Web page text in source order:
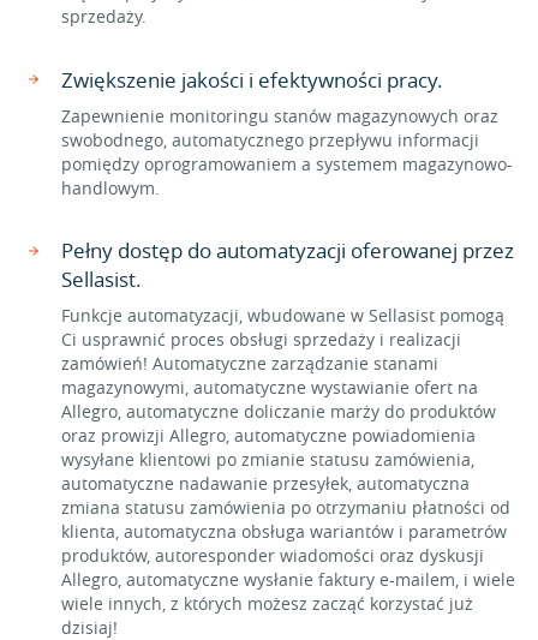
sprzedaży.
Zwiększenie jakości i efektywności pracy.
Zapewnienie monitoringu stanów magazynowych oraz
swobodnego, automatycznego przepływu informacji
pomiędzy oprogramowaniem a systemem magazynowo-
handlowym.
Pełny dostęp do automatyzacji oferowanej przez
Sellasist.
Funkcje automatyzacji, wbudowane w Sellasist pomogą
Ci usprawnić proces obsługi sprzedaży i realizacji
zamówień! Automatyczne zarządzanie stanami
magazynowymi, automatyczne wystawianie ofert na
Allegro, automatyczne doliczanie marży do produktów
oraz prowizji Allegro, automatyczne powiadomienia
wysyłane klientowi po zmianie statusu zamówienia,
automatyczne nadawanie przesyłek, automatyczna
zmiana statusu zamówienia po otrzymaniu płatności od
klienta, automatyczna obsługa wariantów i parametrów
produktów, autoresponder wiadomości oraz dyskusji
Allegro, automatyczne wysłanie faktury e-mailem, i wiele
wiele innych, z których możesz zacząć korzystać już
dzisiaj!